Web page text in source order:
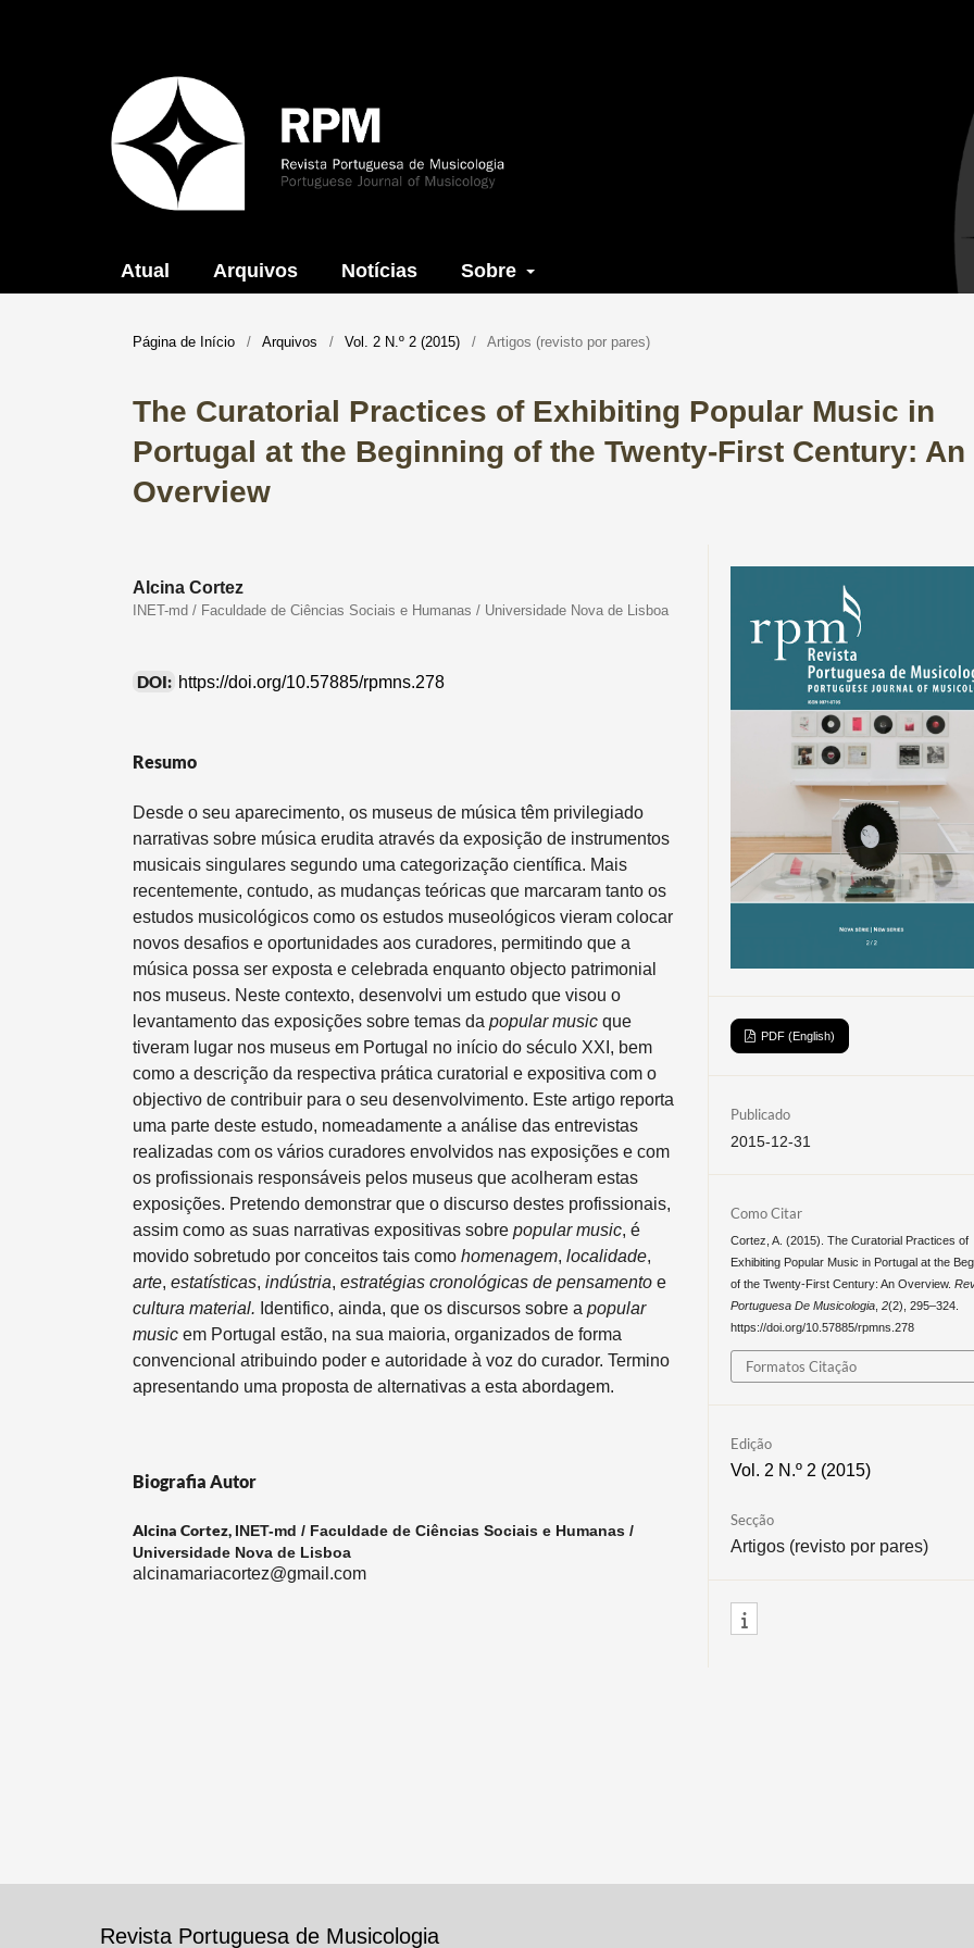
Atual Arquivos Notícias Sobre
Página de Início / Arquivos / Vol. 2 N.º 2 (2015) / Artigos (revisto por pares)
The Curatorial Practices of Exhibiting Popular Music in
Portugal at the Beginning of the Twenty-First Century: An
Overview
Alcina Cortez
INET-md / Faculdade de Ciências Sociais e Humanas / Universidade Nova de Lisboa
DOI: https://doi.org/10.57885/rpmns.278
Resumo
Desde o seu aparecimento, os museus de música têm privilegiado
narrativas sobre música erudita através da exposição de instrumentos
musicais singulares segundo uma categorização científica. Mais
recentemente, contudo, as mudanças teóricas que marcaram tanto os
estudos musicológicos como os estudos museológicos vieram colocar
novos desafios e oportunidades aos curadores, permitindo que a
música possa ser exposta e celebrada enquanto objecto patrimonial
nos museus. Neste contexto, desenvolvi um estudo que visou o
levantamento das exposições sobre temas da popular music que
tiveram lugar nos museus em Portugal no início do século XXI, bem
como a descrição da respectiva prática curatorial e expositiva com o
objectivo de contribuir para o seu desenvolvimento. Este artigo reporta
uma parte deste estudo, nomeadamente a análise das entrevistas
realizadas com os vários curadores envolvidos nas exposições e com
os profissionais responsáveis pelos museus que acolheram estas
exposições. Pretendo demonstrar que o discurso destes profissionais,
assim como as suas narrativas expositivas sobre popular music, é
movido sobretudo por conceitos tais como homenagem, localidade,
arte, estatísticas, indústria, estratégias cronológicas de pensamento e
cultura material. Identifico, ainda, que os discursos sobre a popular
music em Portugal estão, na sua maioria, organizados de forma
convencional atribuindo poder e autoridade à voz do curador. Termino
apresentando uma proposta de alternativas a esta abordagem.
Biografia Autor
Alcina Cortez, INET-md / Faculdade de Ciências Sociais e Humanas /
Universidade Nova de Lisboa
alcinamariacortez@gmail.com
PDF (English)
Publicado
2015-12-31
Como Citar
Cortez, A. (2015). The Curatorial Practices of
Exhibiting Popular Music in Portugal at the
of the Twenty-First Century: An Overview.
Portuguesa De Musicologia,2(2), 295–324.
https://doi.org/10.57885/rpmns.278
Formatos Citação
Edição
Vol. 2 N.º 2 (2015)
Secção
Artigos (revisto por pares)
Revista Portuguesa de Musicologia